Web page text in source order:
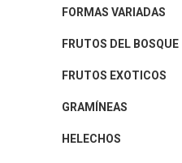
FORMAS VARIADAS
FRUTOS DEL BOSQUE
FRUTOS EXOTICOS
GRAMÍNEAS
HELECHOS